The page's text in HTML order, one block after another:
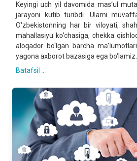
Keyingi uch yil davomida mas’ul
jarayoni kutib turibdi. Ularni
O‘zbekistonning har bir viloyati,
mahallasiyu ko‘chasiga, chekka
aloqador bo‘lgan barcha
yagona axborot bazasiga ega bo‘lamiz.
Batafsil ...